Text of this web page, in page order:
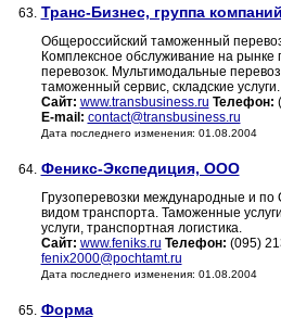
63. Транс-Бизнес, группа компаний
Общероссийский таможенный
Комплексное обслуживание на рынке
перевозок. Мультимодальные
таможенный сервис, складские услуги.
Сайт: www.transbusiness.ru Телефон:
E-mail: contact@transbusiness.ru
Дата последнего изменения: 01.08.2004
64. Феникс-Экспедиция, ООО
Грузоперевозки международные и
видом транспорта. Таможенные
услуги, транспортная логистика.
Сайт: www.feniks.ru Телефон: (095)
fenix2000@pochtamt.ru
Дата последнего изменения: 01.08.2004
65. Форма